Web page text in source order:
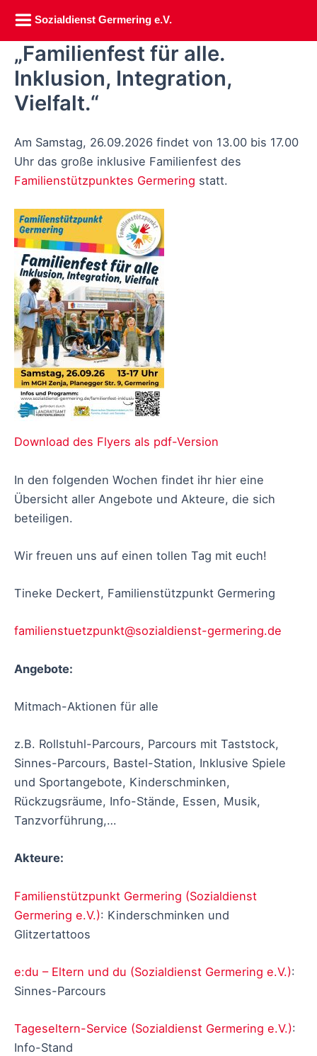
Inhalt
springen
„Familienfest für alle.
Inklusion, Integration,
Vielfalt.“
Am Samstag, 26.09.2026 findet von 13.00 bis 17.00
Uhr das große inklusive Familienfest des
Familienstützpunktes Germering statt.
Download des Flyers als pdf-Version
In den folgenden Wochen findet ihr hier eine
Übersicht aller Angebote und Akteure, die sich
beteiligen.
Wir freuen uns auf einen tollen Tag mit euch!
Tineke Deckert, Familienstützpunkt Germering
familienstuetzpunkt@sozialdienst-germering.de
Angebote:
Mitmach-Aktionen für alle
z.B. Rollstuhl-Parcours, Parcours mit Taststock,
Sinnes-Parcours, Bastel-Station, Inklusive Spiele
und Sportangebote, Kinderschminken,
Rückzugsräume, Info-Stände, Essen, Musik,
Tanzvorführung,…
Akteure:
Familienstützpunkt Germering (Sozialdienst
Germering e.V.): Kinderschminken und
Glitzertattoos
e:du – Eltern und du (Sozialdienst Germering e.V.):
Sinnes-Parcours
Tageseltern-Service (Sozialdienst Germering e.V.):
Info-Stand
Sozialdienst Germering e.V.